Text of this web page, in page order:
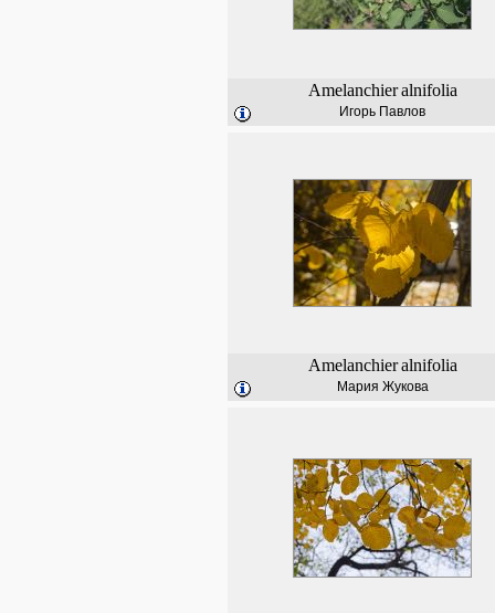
Amelanchier alnifolia
Игорь Павлов
Amelanchier alnifolia
Мария Жукова